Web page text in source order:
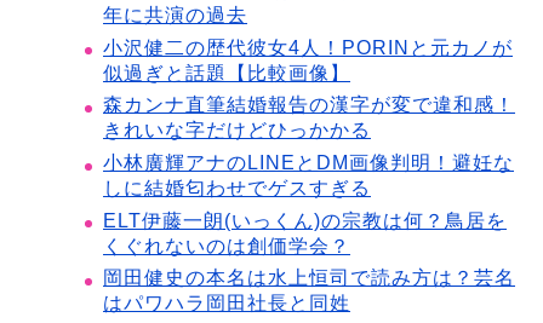
年に共演の過去
小沢健二の歴代彼女4人！PORINと元カノが
似過ぎと話題【比較画像】
森カンナ直筆結婚報告の漢字が変で違和感！
きれいな字だけどひっかかる
小林廣輝アナのLINEとDM画像判明！避妊な
しに結婚匂わせでゲスすぎる
ELT伊藤一朗(いっくん)の宗教は何？鳥居を
くぐれないのは創価学会？
岡田健史の本名は水上恒司で読み方は？芸名
はパワハラ岡田社長と同姓